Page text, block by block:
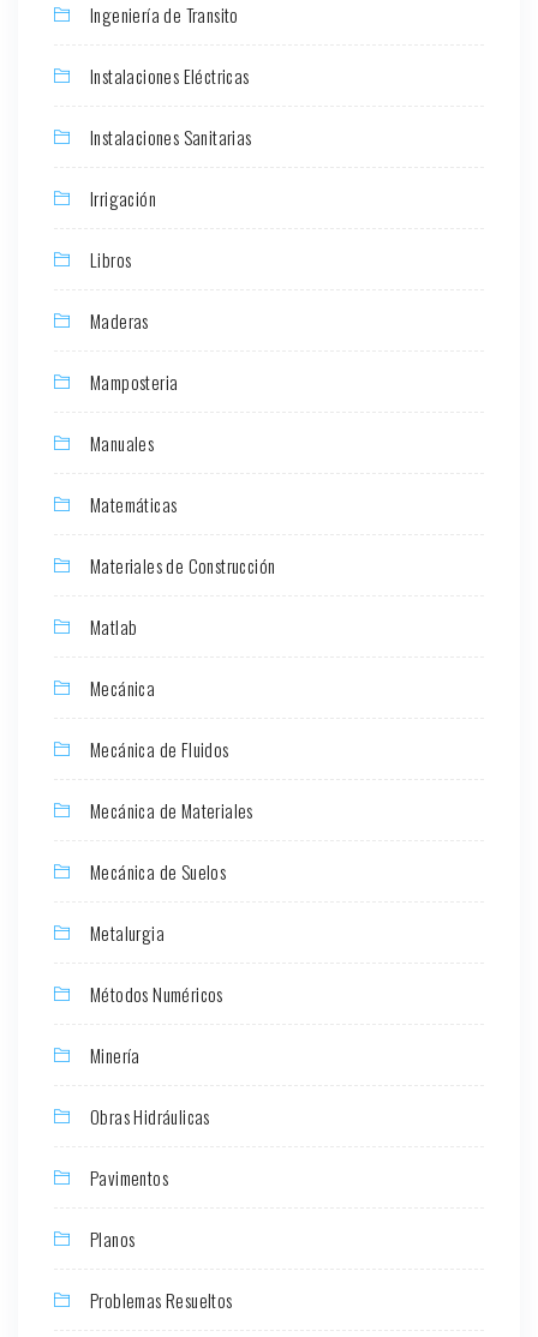
Ingeniería de Transito
Instalaciones Eléctricas
Instalaciones Sanitarias
Irrigación
Libros
Maderas
Mamposteria
Manuales
Matemáticas
Materiales de Construcción
Matlab
Mecánica
Mecánica de Fluidos
Mecánica de Materiales
Mecánica de Suelos
Metalurgia
Métodos Numéricos
Minería
Obras Hidráulicas
Pavimentos
Planos
Problemas Resueltos